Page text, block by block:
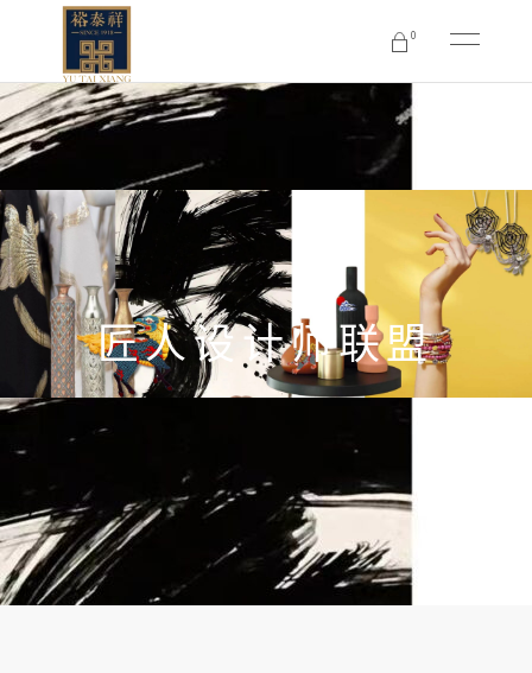
0
No products in the cart.
匠人设计师联盟